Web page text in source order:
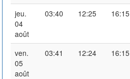
jeu.
04
août
03:40 12:25 16:15
ven.
05
août
03:41 12:24 16:15